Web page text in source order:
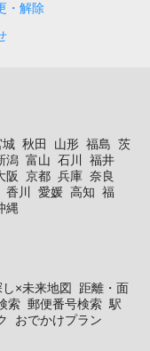
・解除
城 秋田 山形 福島 茨
潟 富山 石川
福井
阪 京都 兵庫 奈良
香川 愛媛 高知 福
縄
×未来地図
距離・面
索 郵便番号検索 駅
おでかけプラン